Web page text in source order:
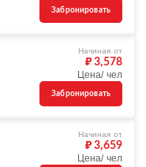
Забронировать
Начиная от
₽ 3,578
Цена/ чел
Забронировать
Начиная от
₽ 3,659
Цена/ чел